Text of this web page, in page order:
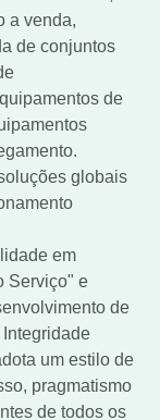
a venda,
de conjuntos
de
globais
em
Serviço" e
de
um estilo de
pragmatismo
de todos os